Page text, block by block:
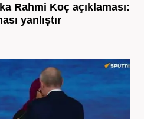
Rahmi Koç açıklaması:
yanlıştır